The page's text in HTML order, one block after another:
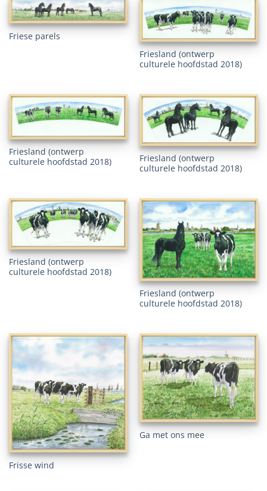
Friese parels
Friesland (ontwerp
culturele hoofdstad 2018)
Friesland (ontwerp
culturele hoofdstad 2018)
Friesland (ontwerp
culturele hoofdstad 2018)
Friesland (ontwerp
culturele hoofdstad 2018)
Friesland (ontwerp
culturele hoofdstad 2018)
Frisse wind
Ga met ons mee